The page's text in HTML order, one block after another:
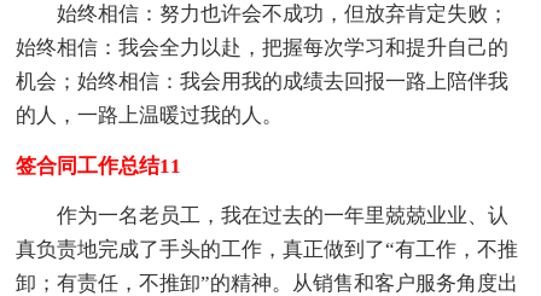
始终相信：努力也许会不成功，但放弃肯定失败；
始终相信：我会全力以赴，把握每次学习和提升自己的
机会；始终相信：我会用我的成绩去回报一路上陪伴我
的人，一路上温暖过我的人。
签合同工作总结11
作为一名老员工，我在过去的一年里兢兢业业、认
真负责地完成了手头的工作，真正做到了“有工作，不推
卸；有责任，不推卸”的精神。从销售和客户服务角度出